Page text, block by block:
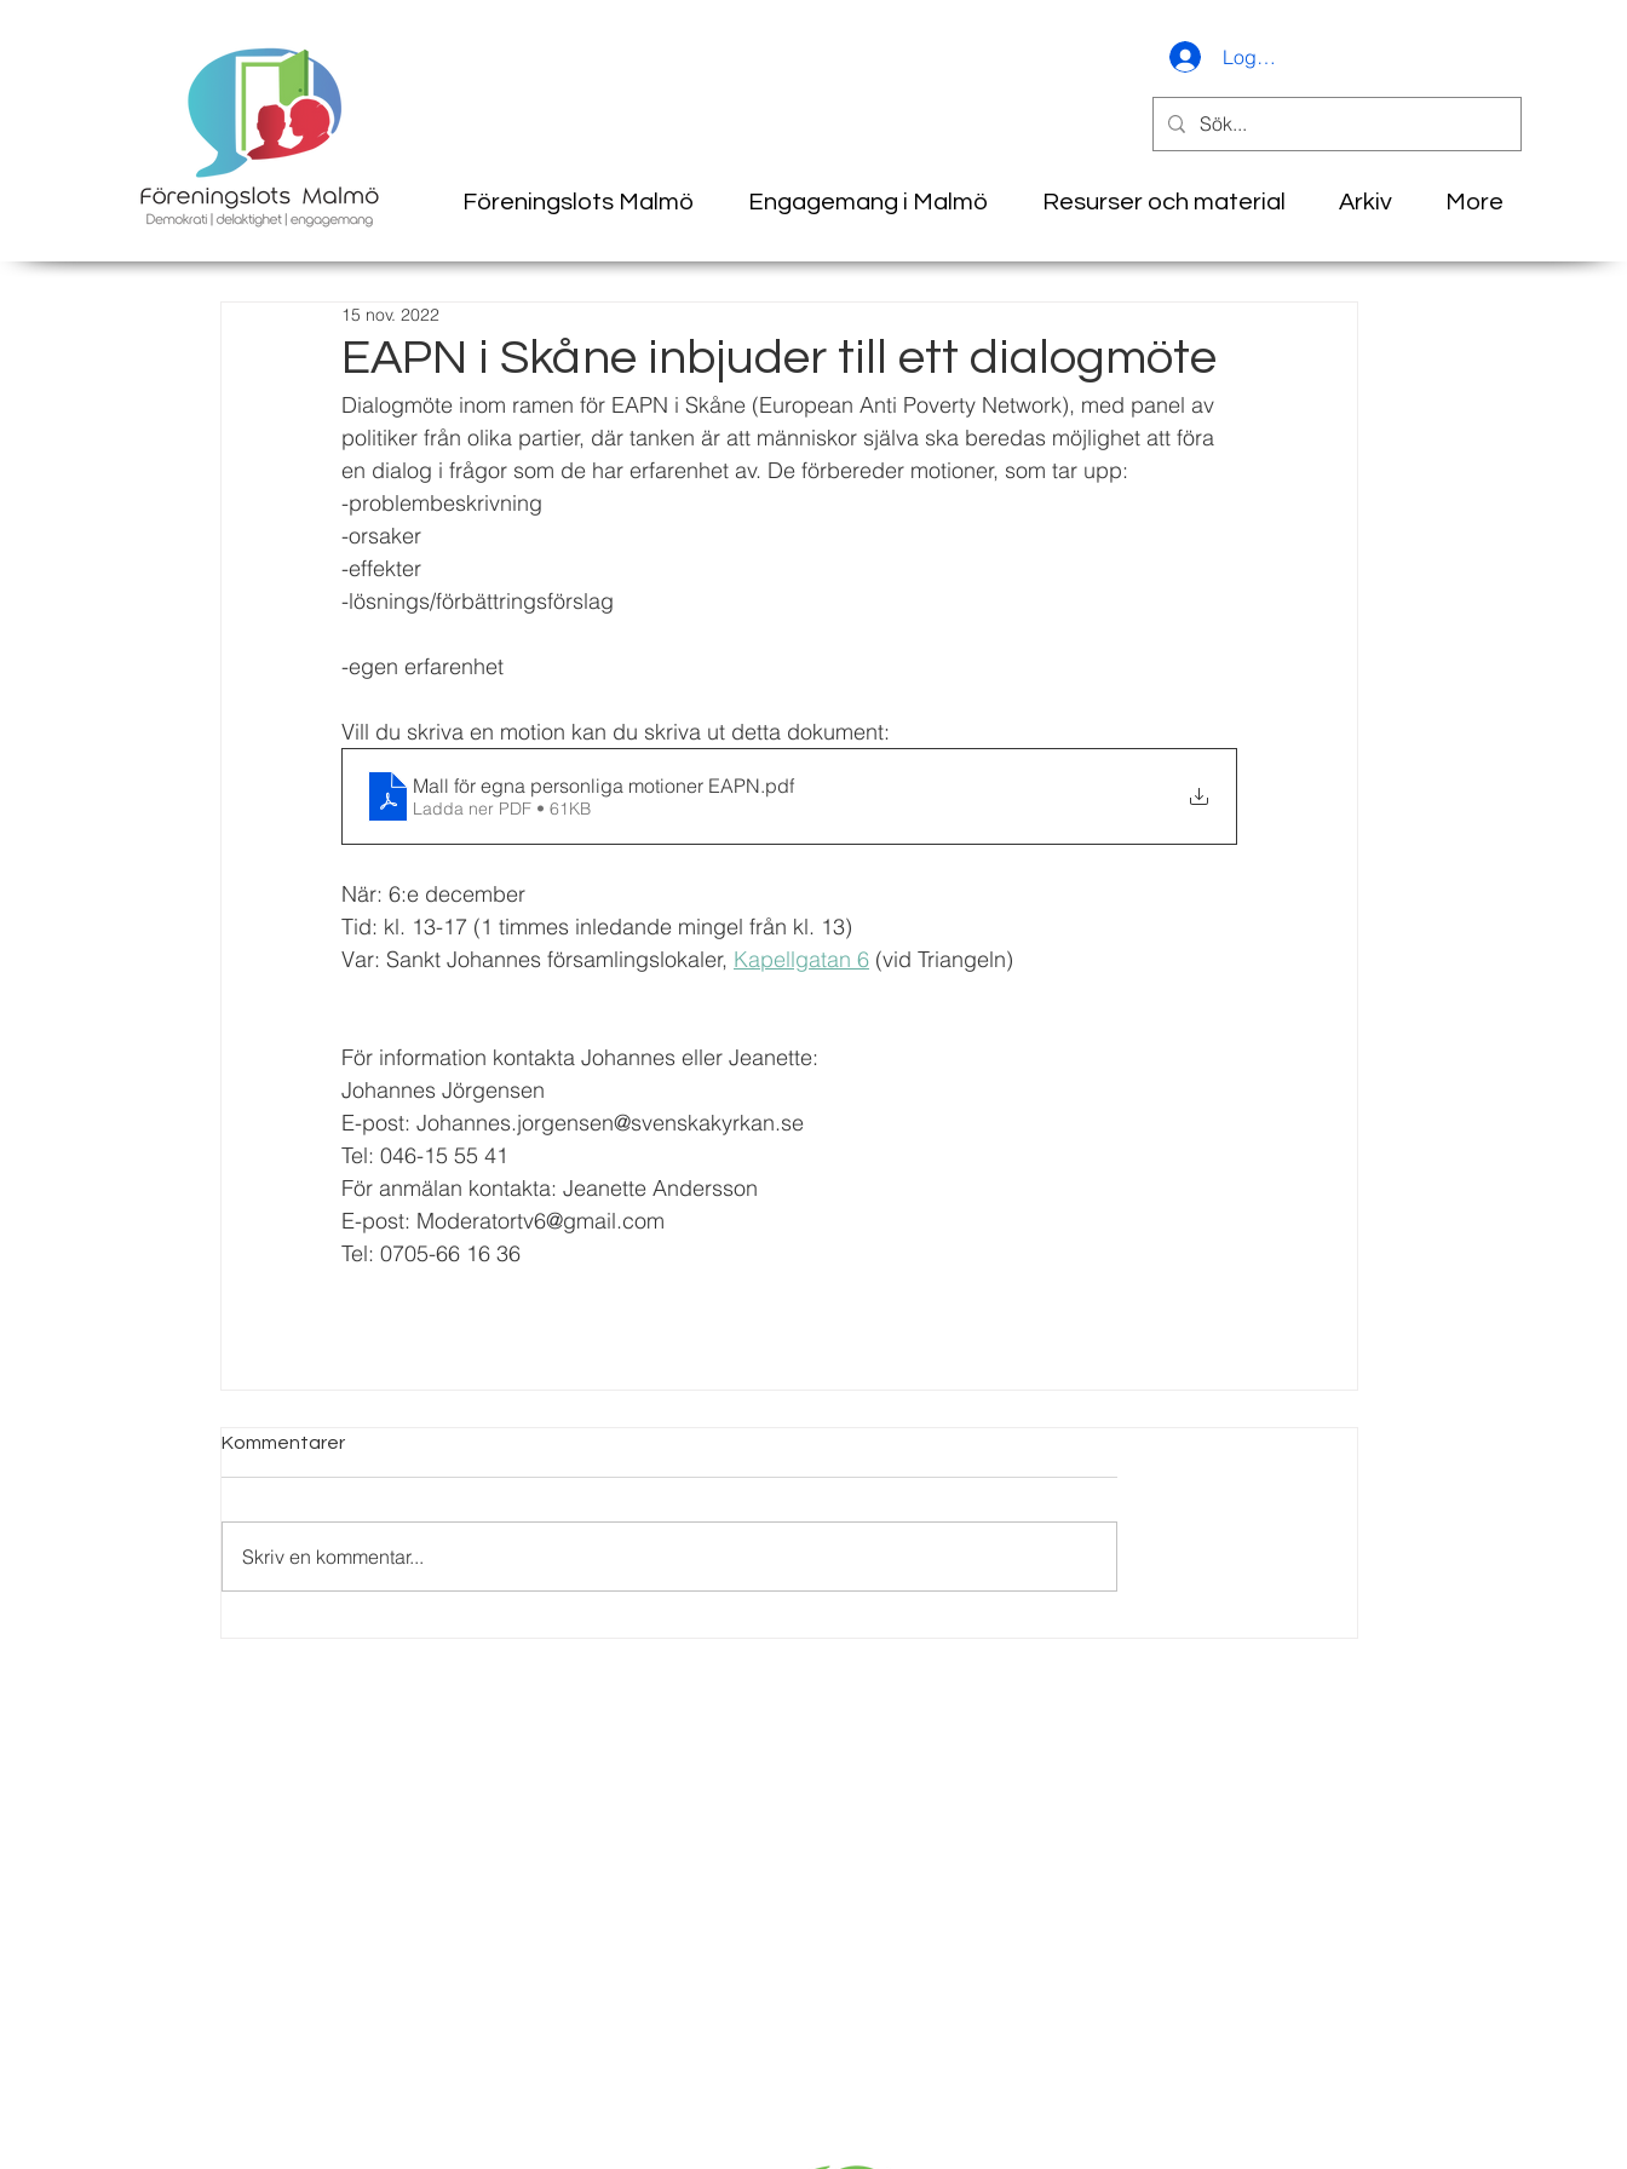
Logga in
Föreningslots Malmö Engagemang i Malmö Resurser och material Arkiv More
EAPN i Skåne inbjuder till ett dialogmöte
15 nov. 2022
Dialogmöte inom ramen för EAPN i Skåne (European Anti Poverty Network), med panel av
politiker från olika partier, där tanken är att människor själva ska beredas möjlighet att föra
en dialog i frågor som de har erfarenhet av. De förbereder motioner, som tar upp:
-problembeskrivning
-orsaker
-effekter
-lösnings/förbättringsförslag
-egen erfarenhet
Vill du skriva en motion kan du skriva ut detta dokument:
Mall för egna personliga motioner EAPN.pdf
Ladda ner PDF • 61KB
När: 6:e december
Tid: kl. 13-17 (1 timmes inledande mingel från kl. 13)
Var: Sankt Johannes församlingslokaler, Kapellgatan 6 (vid Triangeln)
För information kontakta Johannes eller Jeanette:
Johannes Jörgensen
E-post: Johannes.jorgensen@svenskakyrkan.se
Tel: 046-15 55 41
För anmälan kontakta: Jeanette Andersson
E-post: Moderatortv6@gmail.com
Tel: 0705-66 16 36
Kommentarer
Skriv en kommentar...